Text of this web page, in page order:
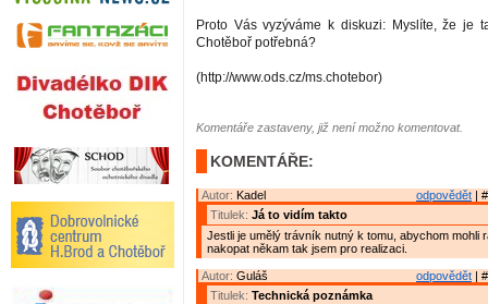
Proto Vás vyzýváme k diskuzi: Myslíte, že je
Chotěboř potřebná?
(http://www.ods.cz/ms.chotebor)
Komentáře zastaveny, již není možno komentovat.
KOMENTÁŘE:
odpovědět |
Autor: Kadel
Titulek: Já to vidím takto
Jestli je umělý trávník nutný k tomu, abychom mohli
nakopat někam tak jsem pro realizaci.
odpovědět |
Autor: Guláš
Titulek: Technická poznámka